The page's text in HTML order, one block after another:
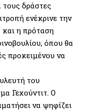
τους δράστες
ενέκρινε την
η πρόταση
όπου θα
προκειμένου να
του
Γεχούντιτ. Ο
να ψηφίζει